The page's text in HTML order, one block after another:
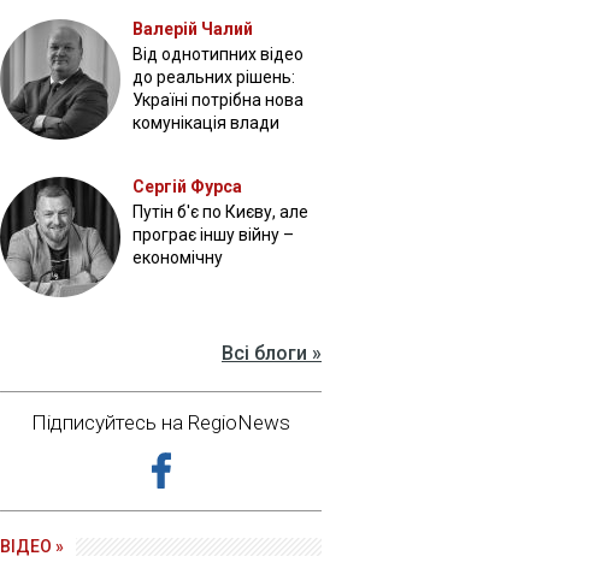
Валерій Чалий
Від однотипних відео
до реальних рішень:
Україні потрібна нова
комунікація влади
Сергій Фурса
Путін б'є по Києву, але
програє іншу війну –
економічну
Всі блоги »
Підписуйтесь на RegioNews
ВІДЕО »